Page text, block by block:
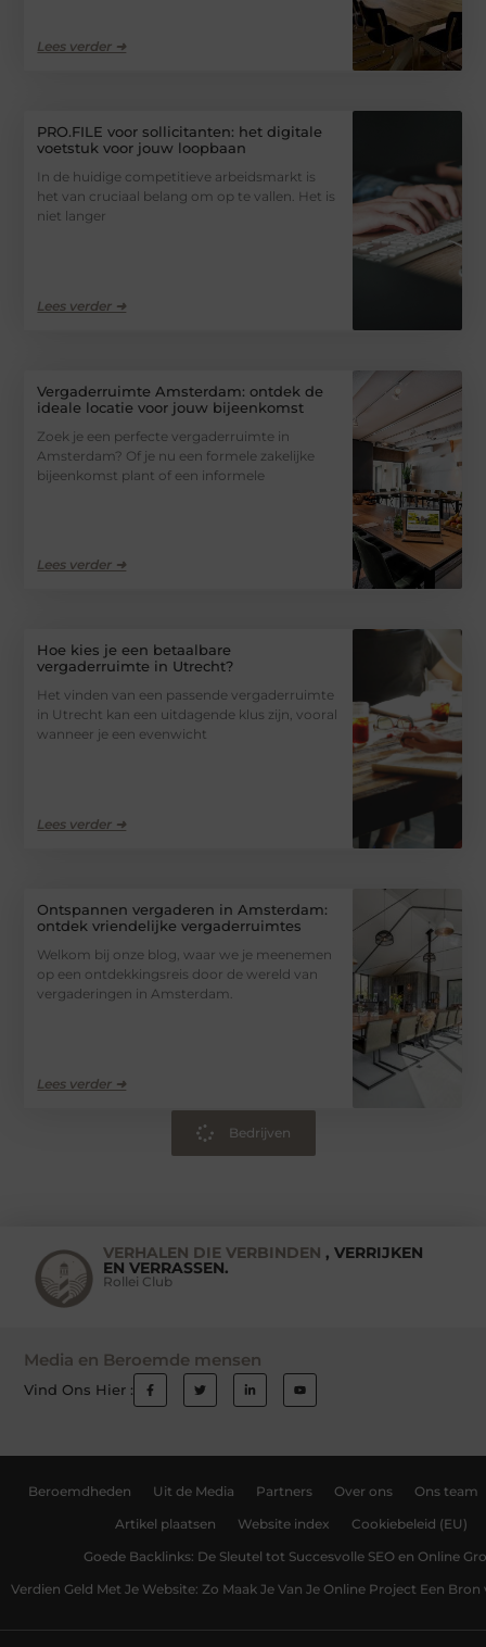
Lees verder ➜
PRO.FILE voor sollicitanten: het digitale
voetstuk voor jouw loopbaan
In de huidige competitieve arbeidsmarkt is
het van cruciaal belang om op te vallen. Het is
niet langer
Lees verder ➜
Vergaderruimte Amsterdam: ontdek de
ideale locatie voor jouw bijeenkomst
Zoek je een perfecte vergaderruimte in
Amsterdam? Of je nu een formele zakelijke
bijeenkomst plant of een informele
Lees verder ➜
Hoe kies je een betaalbare
vergaderruimte in Utrecht?
Het vinden van een passende vergaderruimte
in Utrecht kan een uitdagende klus zijn, vooral
wanneer je een evenwicht
Lees verder ➜
Ontspannen vergaderen in Amsterdam:
ontdek vriendelijke vergaderruimtes
Welkom bij onze blog, waar we je meenemen
op een ontdekkingsreis door de wereld van
vergaderingen in Amsterdam.
Lees verder ➜
Bedrijven
VERHALEN DIE VERBINDEN , VERRIJKEN
EN VERRASSEN.
Rollei Club
Media en Beroemde mensen
Vind Ons Hier :
Beroemdheden Uit de Media Partners Over ons Ons team
Artikel plaatsen Website index Cookiebeleid (EU)
Goede Backlinks: De Sleutel tot Succesvolle SEO en Online
Verdien Geld Met Je Website: Zo Maak Je Van Je Online Project Een